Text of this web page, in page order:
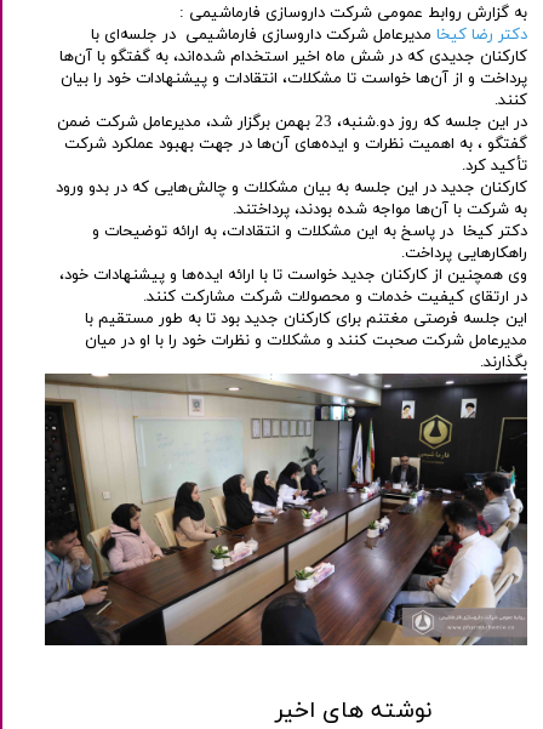
به گزارش روابط عمومی شرکت داروسازی فارماشیمی :
دکتر رضا کیخا مدیرعامل شرکت داروسازی فارماشیمی در جلسه‌ای با
کارکنان جدیدی که در شش ماه اخیر استخدام شده‌اند، به گفتگو با آن‌ها
پرداخت و از آن‌ها خواست تا مشکلات، انتقادات و پیشنهادات خود را بیان
کنند.
در این جلسه که روز دو.شنبه، 23 بهمن برگزار شد، مدیرعامل شرکت ضمن
گفتگو ، به اهمیت نظرات و ایده‌های آن‌ها در جهت بهبود عملکرد شرکت
تأکید کرد.
کارکنان جدید در این جلسه به بیان مشکلات و چالش‌هایی که در بدو ورود
به شرکت با آن‌ها مواجه شده بودند، پرداختند.
دکتر کیخا در پاسخ به این مشکلات و انتقادات، به ارائه توضیحات و
راهکارهایی پرداخت.
وی همچنین از کارکنان جدید خواست تا با ارائه ایده‌ها و پیشنهادات خود،
در ارتقای کیفیت خدمات و محصولات شرکت مشارکت کنند.
این جلسه فرصتی مغتنم برای کارکنان جدید بود تا به طور مستقیم با
مدیرعامل شرکت صحبت کنند و مشکلات و نظرات خود را با او در میان
بگذارند.
نوشته های اخیر